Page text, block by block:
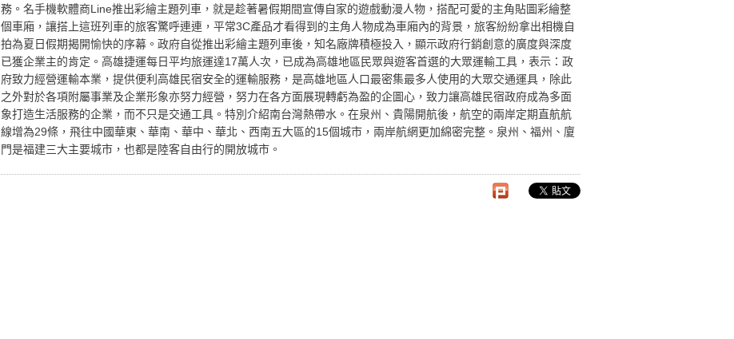
務。名手機軟體商Line推出彩繪主題列車，就是趁著暑假期間宣傳自家的遊戲動漫人物，搭配可愛的主角貼圖彩繪整
個車廂，讓搭上這班列車的旅客驚呼連連，平常3C產品才看得到的主角人物成為車廂內的背景，旅客紛紛拿出相機自
拍為夏日假期揭開愉快的序幕。政府自從推出彩繪主題列車後，知名廠牌積極投入，顯示政府行銷創意的廣度與深度
已獲企業主的肯定。高雄捷運每日平均旅運達17萬人次，已成為高雄地區民眾與遊客首選的大眾運輸工具，表示：政
府致力經營運輸本業，提供便利高雄民宿安全的運輸服務，是高雄地區人口最密集最多人使用的大眾交通運具，除此
之外對於各項附屬事業及企業形象亦努力經營，努力在各方面展現轉虧為盈的企圖心，致力讓高雄民宿政府成為多面
象打造生活服務的企業，而不只是交通工具。特別介紹南台灣熱帶水。在泉州、貴陽開航後，航空的兩岸定期直航航
線增為29條，飛往中國華東、華南、華中、華北、西南五大區的15個城市，兩岸航網更加綿密完整。泉州、福州、廈
門是福建三大主要城市，也都是陸客自由行的開放城市。